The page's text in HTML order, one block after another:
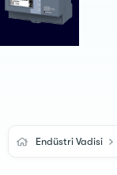
Endüstri Vadisi